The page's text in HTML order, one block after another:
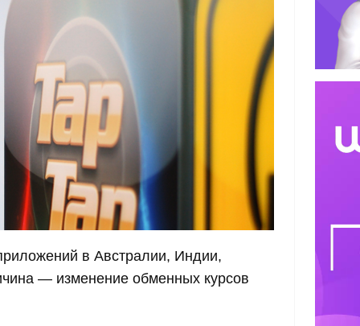
в Австралии, Индии,
— изменение обменных курсов